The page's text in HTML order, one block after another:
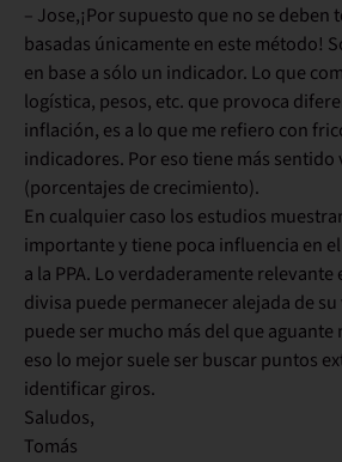
– Jose,¡Por supuesto que no se deben
basadas únicamente en este método!
en base a sólo un indicador. Lo que
logística, pesos, etc. que provoca
inflación, es a lo que me refiero con
indicadores. Por eso tiene más
(porcentajes de crecimiento).
En cualquier caso los estudios
importante y tiene poca influencia en
a la PPA. Lo verdaderamente
divisa puede permanecer alejada de
puede ser mucho más del que
eso lo mejor suele ser buscar puntos
identificar giros.
Saludos,
Tomás